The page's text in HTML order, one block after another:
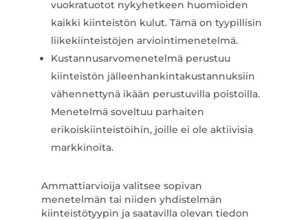
vuokratuotot nykyhetkeen huomioiden
kaikki kiinteistön kulut. Tämä on tyypillisin
liikekiinteistöjen arviointimenetelmä.
Kustannusarvomenetelmä perustuu
kiinteistön jälleenhankintakustannuksiin
vähennettynä ikään perustuvilla poistoilla.
Menetelmä soveltuu parhaiten
erikoiskiinteistöihin, joille ei ole aktiivisia
markkinoita.
Ammattiarvioija valitsee sopivan
menetelmän tai niiden yhdistelmän
kiinteistötyypin ja saatavilla olevan tiedon